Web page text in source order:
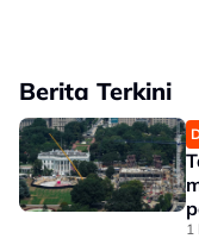
Berita Terkini
1